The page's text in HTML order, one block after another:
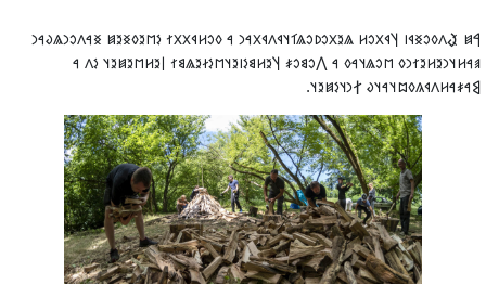
‮𐲀𐳯 𐲟𐳤𐳓𐳛𐳏𐳁𐳥 𐲦𐳁𐳂𐳛𐳢 𐳖𐳉𐳂𐳛𐳚𐳛𐳖𐳑𐳦𐳁𐳤𐳁𐳂𐳀𐳙 𐳀 𐳓𐳛𐳢𐳁𐳂𐳂𐳐 𐳋𐳮𐳉𐳓𐳏𐳉𐳯
𐳠𐳀𐳢𐳦𐳙𐳉𐳢𐳉𐳐𐳙𐳓 𐳮𐳛𐳖𐳦𐳀𐳓 𐳀 𐲤𐳛𐳘𐳛𐳎 𐲦𐳉𐳢𐳘𐳋𐳥𐳉𐳦𐳮𐳋𐳇𐳉𐳖𐳘𐳐 𐲥𐳉𐳢𐳮𐳉𐳯𐳉𐳦 𐳋𐳤
𐲘𐳀𐳎𐳀𐳢𐳤𐳁𐳍𐳓𐳪𐳦𐳀𐳦𐳜